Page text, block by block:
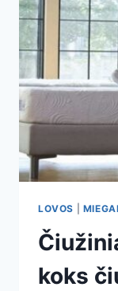
LOVOS
koks